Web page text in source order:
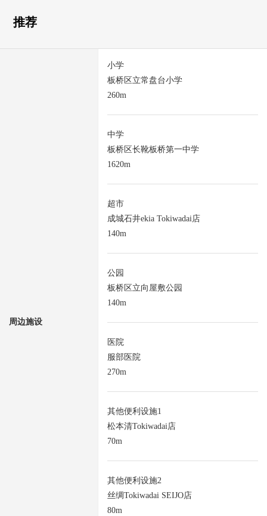
推荐
周边施设
小学
板桥区立常盘台小学
260m
中学
板桥区长靴板桥第一中学
1620m
超市
成城石井ekia Tokiwadai店
140m
公园
板桥区立向屋敷公园
140m
医院
服部医院
270m
其他便利设施1
松本清Tokiwadai店
70m
其他便利设施2
丝绸Tokiwadai SEIJO店
80m